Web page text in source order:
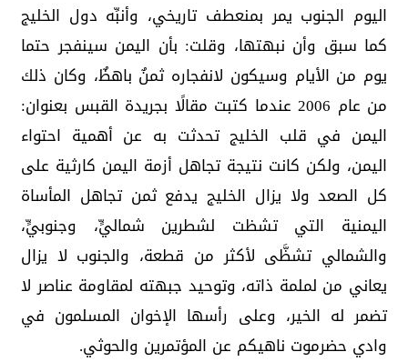
اليوم الجنوب يمر بمنعطف تاريخي، وأنبِّه دول الخليج
كما سبق وأن نبهتها، وقلت: بأن اليمن سينفجر حتما
يوم من الأيام وسيكون لانفجاره ثمنٌ باهظٌ، وكان ذلك
من عام 2006 عندما كتبت مقالًا بجريدة القبس بعنوان:
اليمن في قلب الخليج تحدثت به عن أهمية احتواء
اليمن، ولكن كانت نتيجة تجاهل أزمة اليمن كارثية على
كل الصعد ولا يزال الخليج يدفع ثمن تجاهل المأساة
اليمنية التي تشظت لشطرين شماليٍّ، وجنوبيٍّ،
والشمالي تشظَّى لأكثر من قطعة، والجنوب لا يزال
يعاني من لملمة ذاته، وتوحيد جبهته لمقاومة عناصر لا
تضمر له الخير، وعلى رأسها الإخوان المسلمون في
وادي حضرموت ناهيكم عن المؤتمرين والحوثي.